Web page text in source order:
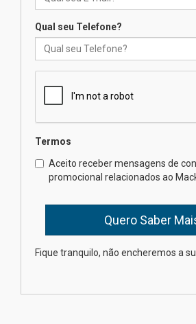
calouros do
04.08.2026
Brasília
estudantes
mesmo do
na educação
Qual seu Telefone?
Termos
Aceito receber mensagens de
promocional relacionados ao
Fique tranquilo, não encheremos a